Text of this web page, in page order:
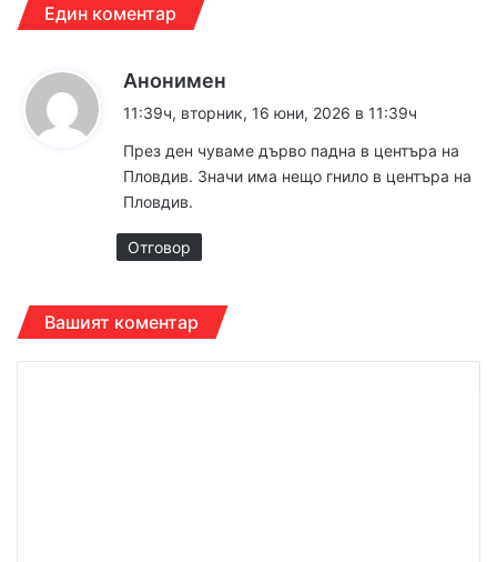
Един коментар
Анонимен
а
11:39ч, вторник, 16 юни, 2026 в 11:39ч
През ден чуваме дърво падна в центъра на
Пловдив. Значи има нещо гнило в центъра на
Пловдив.
Отговор
Вашият коментар